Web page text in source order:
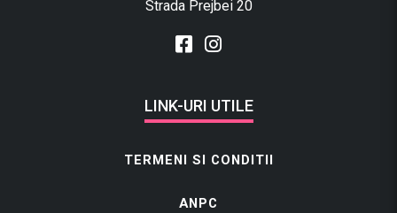
Strada Prejbei 20
LINK-URI UTILE
TERMENI SI CONDITII
ANPC